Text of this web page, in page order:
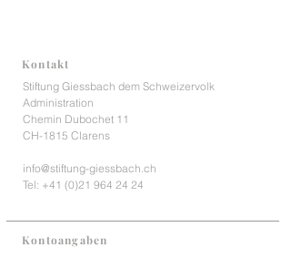
Kontakt
Kontoangaben
Stiftung Giessbach dem Schweizervolk
Administration
Chemin Dubochet 11
CH-1815 Clarens
info@stiftung-giessbach.ch
Tel: +41 (0)21 964 24 24